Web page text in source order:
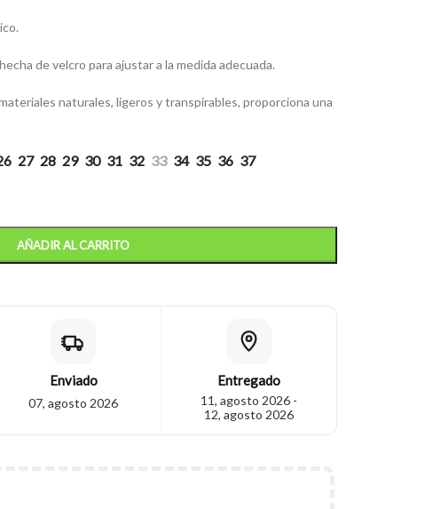
de velcro para ajustar a la medida adecuada.
naturales, ligeros y transpirables, proporciona una
27 28 29 30 31 32 33 34 35 36 37
AÑADIR AL CARRITO
Enviado
07, agosto 2026
Entregado
11, agosto 2026 -
12, agosto 2026